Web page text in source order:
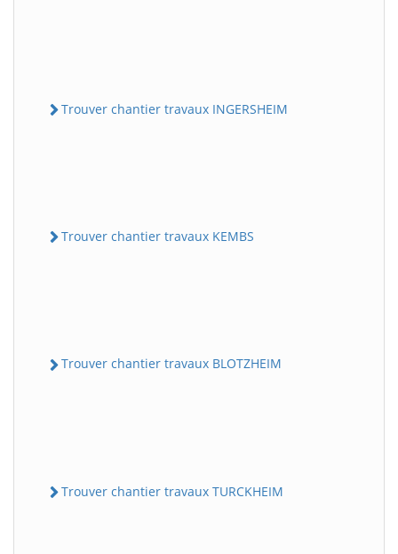
Trouver chantier travaux INGERSHEIM
Trouver chantier travaux KEMBS
Trouver chantier travaux BLOTZHEIM
Trouver chantier travaux TURCKHEIM